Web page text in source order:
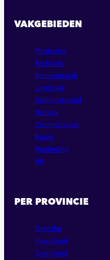
VAKGEBIEDEN
Productie
Techniek
Schoonmaak
Logistiek
Administratief
Horeca
Commercieel
Bouw
Marketing
HR
PER PROVINCIE
Drenthe
Flevoland
Overijssel